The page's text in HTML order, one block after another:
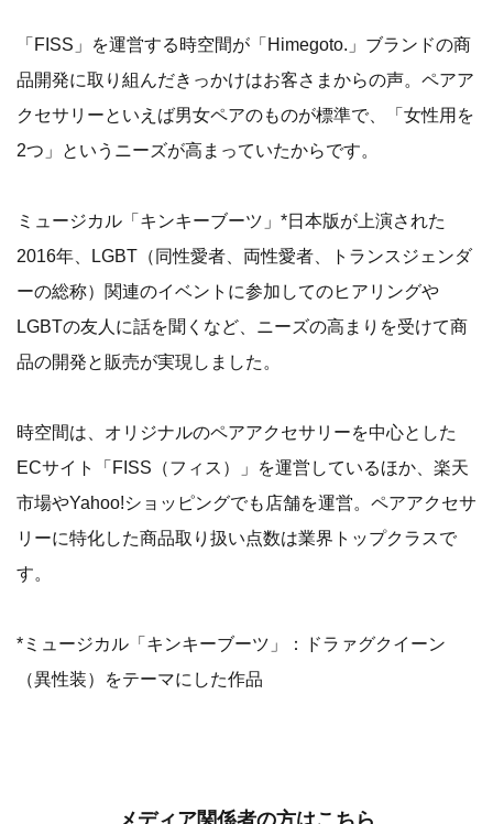
「FISS」を運営する時空間が「Himegoto.」ブランドの商
品開発に取り組んだきっかけはお客さまからの声。ペアア
クセサリーといえば男女ペアのものが標準で、「女性用を
2つ」というニーズが高まっていたからです。
ミュージカル「キンキーブーツ」*日本版が上演された
2016年、LGBT（同性愛者、両性愛者、トランスジェンダ
ーの総称）関連のイベントに参加してのヒアリングや
LGBTの友人に話を聞くなど、ニーズの高まりを受けて商
品の開発と販売が実現しました。
時空間は、オリジナルのペアアクセサリーを中心とした
ECサイト「FISS（フィス）」を運営しているほか、楽天
市場やYahoo!ショッピングでも店舗を運営。ペアアクセサ
リーに特化した商品取り扱い点数は業界トップクラスで
す。
*ミュージカル「キンキーブーツ」：ドラァグクイーン
（異性装）をテーマにした作品
メディア関係者の方はこちら